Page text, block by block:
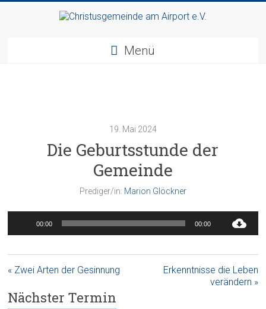
Christusgemeinde
Gemeinde
Menü
19. Mai 2024
Die Geburtsstunde der
Gemeinde
Prediger/in: Marion Glöckner
Player
00:00 00:00
« Zwei Arten der Gesinnung
Erkenntnisse die Leben
verändern »
Nächster Termin